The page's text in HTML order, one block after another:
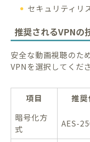
セキュリティリ
推奨されるVPNの
安全な動画視聴のた
VPNを選択してくだ
項目 推
暗号化方
式
AES-